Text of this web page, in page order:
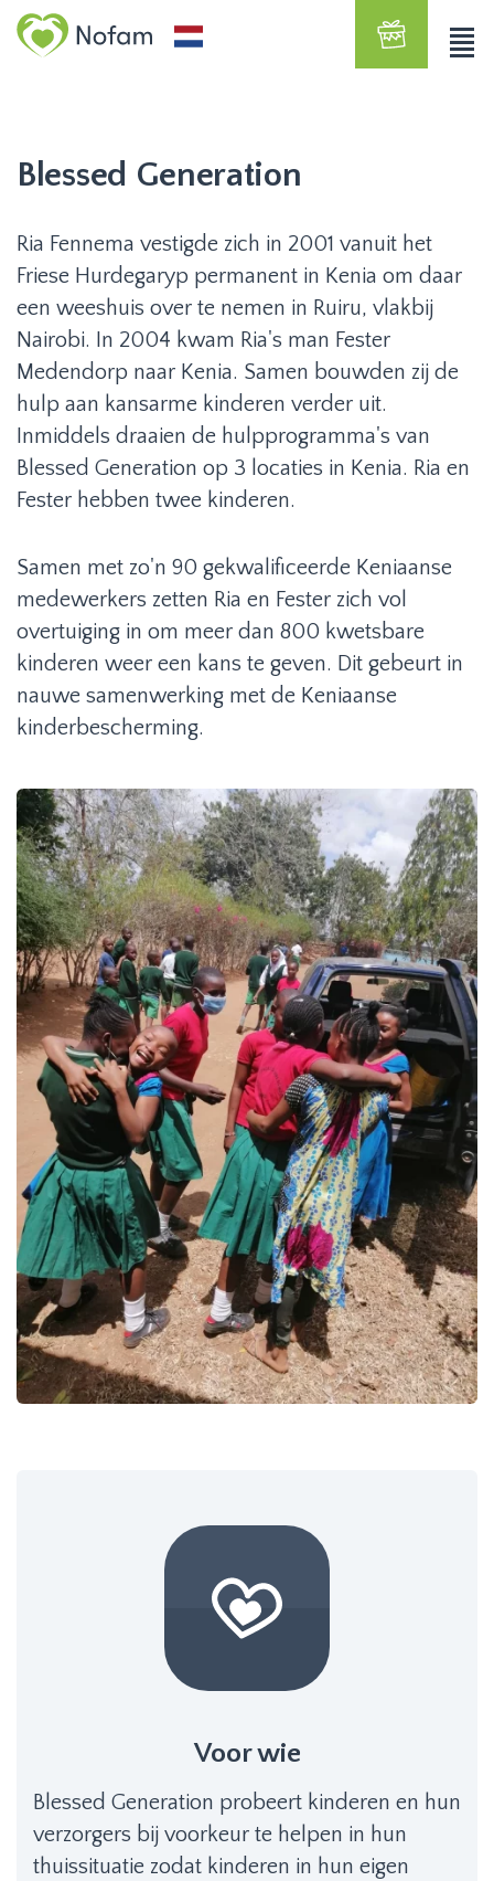
Blessed Generation
Ria Fennema vestigde zich in 2001 vanuit het
Friese Hurdegaryp permanent in Kenia om daar
een weeshuis over te nemen in Ruiru, vlakbij
Nairobi. In 2004 kwam Ria's man Fester
Medendorp naar Kenia. Samen bouwden zij de
hulp aan kansarme kinderen verder uit.
Inmiddels draaien de hulpprogramma's van
Blessed Generation op 3 locaties in Kenia. Ria en
Fester hebben twee kinderen.
Samen met zo'n 90 gekwalificeerde Keniaanse
medewerkers zetten Ria en Fester zich vol
overtuiging in om meer dan 800 kwetsbare
kinderen weer een kans te geven. Dit gebeurt in
nauwe samenwerking met de Keniaanse
kinderbescherming.
Voor wie
Blessed Generation probeert kinderen en hun
verzorgers bij voorkeur te helpen in hun
thuissituatie zodat kinderen in hun eigen